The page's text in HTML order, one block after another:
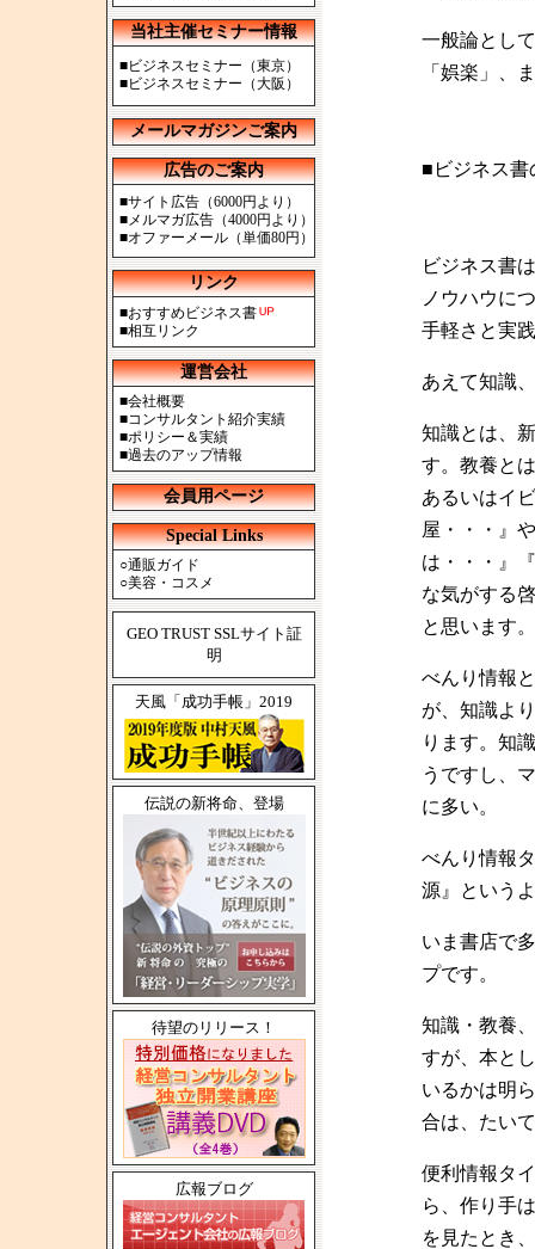
当社主催セミナー情報
■ビジネスセミナー（東京）
■ビジネスセミナー（大阪）
メールマガジンご案内
広告のご案内
■サイト広告（6000円より）
■メルマガ広告（4000円より）
■オファーメール（単価80円）
リンク
■おすすめビジネス書
■相互リンク
運営会社
■会社概要
■コンサルタント紹介実績
■ポリシー＆実績
■過去のアップ情報
会員用ページ
Special Links
○通販ガイド
○美容・コスメ
GEO TRUST SSLサイト証
明
天風「成功手帳」2019
伝説の新将命、登場
待望のリリース！
広報ブログ
一般論とし
「娯楽」、
■ビジネス書
ビジネス書
ノウハウに
手軽さと実
あえて知識
知識とは、
す。教養と
あるいはイ
屋・・・』
は・・・』
な気がする
と思います。
べんり情報
が、知識よ
ります。知
うですし、
に多い。
べんり情報
源』という
いま書店で
プです。
知識・教養
すが、本と
いるかは明
合は、たい
便利情報タ
ら、作り手
を見たとき